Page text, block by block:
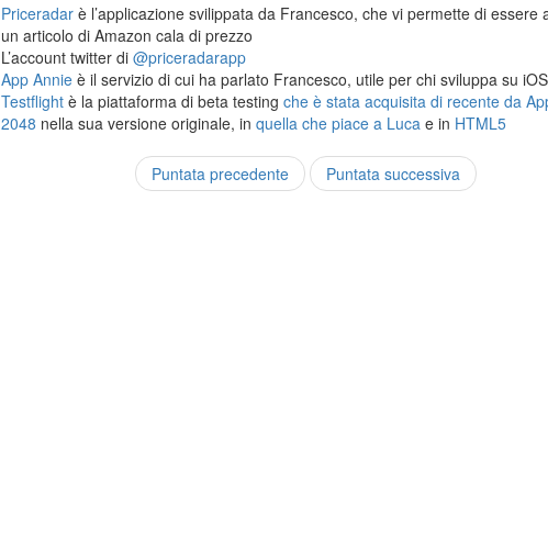
Priceradar è l’applicazione svilippata da Francesco, che vi permette di essere
un articolo di Amazon cala di prezzo
L’account twitter di @priceradarapp
App Annie è il servizio di cui ha parlato Francesco, utile per chi sviluppa su iOS
Testflight è la piattaforma di beta testing che è stata acquisita di recente da
2048 nella sua versione originale, in quella che piace a Luca e in HTML5
Puntata precedente Puntata successiva